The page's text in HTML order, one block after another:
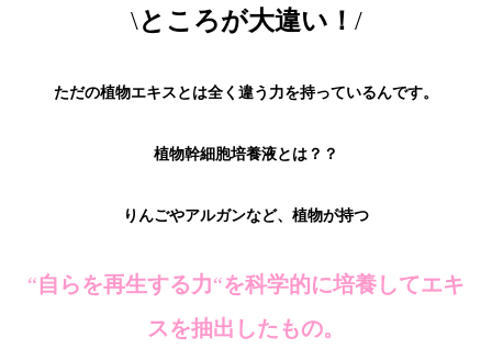
\ところが大違い！ /
ただの植物エキスとは全く違う力を持っているんです。
植物幹細胞培養液とは？？
りんごやアルガンなど、植物が持つ
“自らを再生する力“を科学的に培養してエキ
スを抽出したもの。